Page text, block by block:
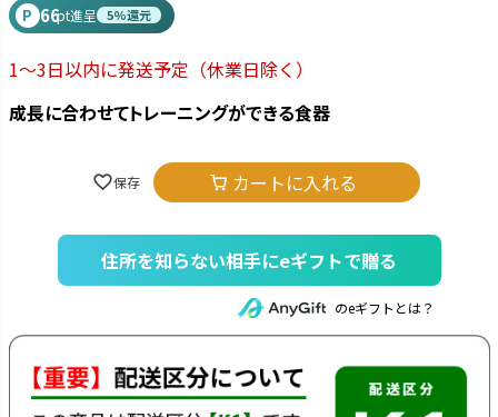
P 66pt進呈 5%還元
1～3日以内に発送予定 （休業日除く）
成長に合わせてトレーニングができる食器
カートに入れる
住所を知らない相手にeギフトで贈る
のeギフトとは？